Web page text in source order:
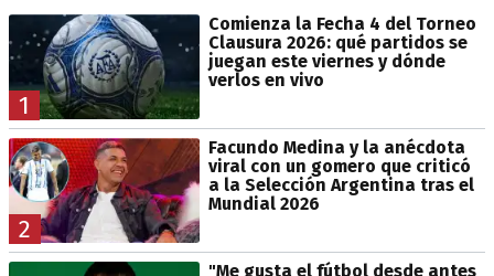
1
Comienza la Fecha 4 del Torneo
Clausura 2026: qué partidos se
juegan este viernes y dónde
verlos en vivo
2
Facundo Medina y la anécdota
viral con un gomero que criticó
a la Selección Argentina tras el
Mundial 2026
"Me gusta el fútbol desde antes